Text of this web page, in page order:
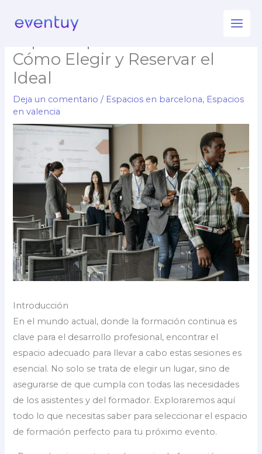
Descubriendo los Mejores
Cómo Elegir y Reservar el
Ideal
Deja un comentario / Espacios en barcelona, Espacios
en valencia
Introducción
En el mundo actual, donde la formación continua es
clave para el desarrollo profesional, encontrar el
espacio adecuado para llevar a cabo estas sesiones es
esencial. No solo se trata de elegir un lugar, sino de
asegurarse de que cumpla con todas las necesidades
de los asistentes y del formador. Exploraremos aquí
todo lo que necesitas saber para seleccionar el espacio
de formación perfecto para tu próximo evento.